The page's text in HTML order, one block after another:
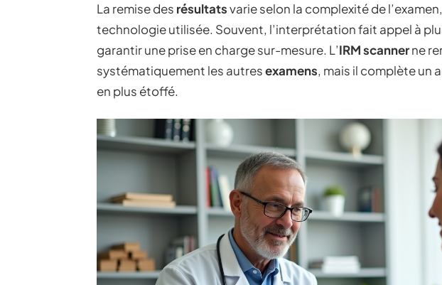
La remise des résultatsvarie selon la complexité de
technologie utilisée. Souvent, l’interprétation fait appel à
garantir une prise en charge sur-mesure. L’IRM scannerne
systématiquement les autresexamens, mais il complète un
en plus étoffé.